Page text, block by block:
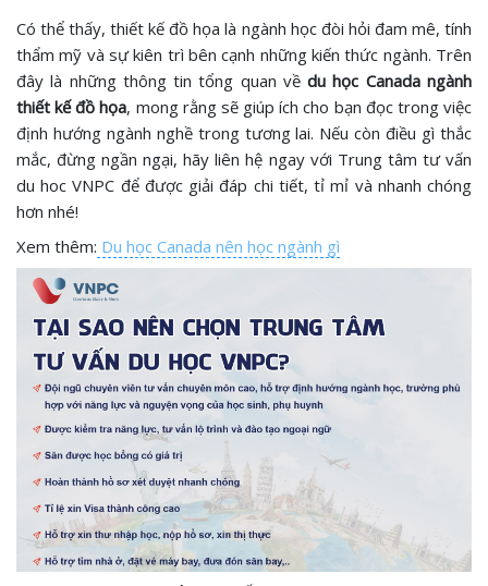
Có thể thấy, thiết kế đồ họa là ngành học đòi hỏi đam mê, tính
thẩm mỹ và sự kiên trì bên cạnh những kiến thức ngành. Trên
đây là những thông tin tổng quan vềdu học Canada ngành
thiết kế đồ họa, mong rằng sẽ giúp ích cho bạn đọc trong việc
định hướng ngành nghề trong tương lai. Nếu còn điều gì thắc
mắc, đừng ngần ngại, hãy liên hệ ngay với Trung tâm tư vấn
du hoc VNPC để được giải đáp chi tiết, tỉ mỉ và nhanh chóng
hơn nhé!
Xem thêm: Du học Canada nên học ngành gì